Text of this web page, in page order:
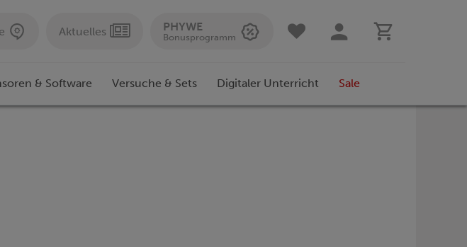
Aktuelles PHYWE
Bonusprogramm
& Software Versuche & Sets Digitaler Unterricht Sale